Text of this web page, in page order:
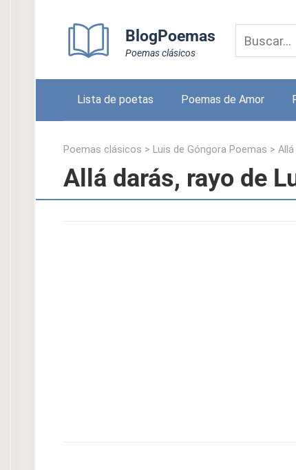
BlogPoemas
Poemas clásicos
Lista de poetas Poemas de Amor
Poemas clásicos > Luis de Góngora Poemas >
Allá darás, rayo de